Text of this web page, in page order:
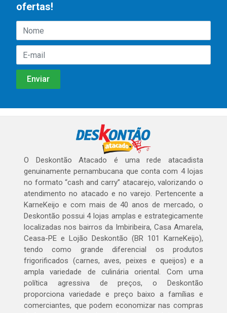
ofertas!
O Deskontão Atacado é uma rede atacadista
genuinamente pernambucana que conta com 4 lojas
no formato “cash and carry” atacarejo, valorizando o
atendimento no atacado e no varejo. Pertencente a
KarneKeijo e com mais de 40 anos de mercado, o
Deskontão possui 4 lojas amplas e estrategicamente
localizadas nos bairros da Imbiribeira, Casa Amarela,
Ceasa-PE e Lojão Deskontão (BR 101 KarneKeijo),
tendo como grande diferencial os produtos
frigorificados (carnes, aves, peixes e queijos) e a
ampla variedade de culinária oriental. Com uma
política agressiva de preços, o Deskontão
proporciona variedade e preço baixo a famílias e
comerciantes, que podem economizar nas compras